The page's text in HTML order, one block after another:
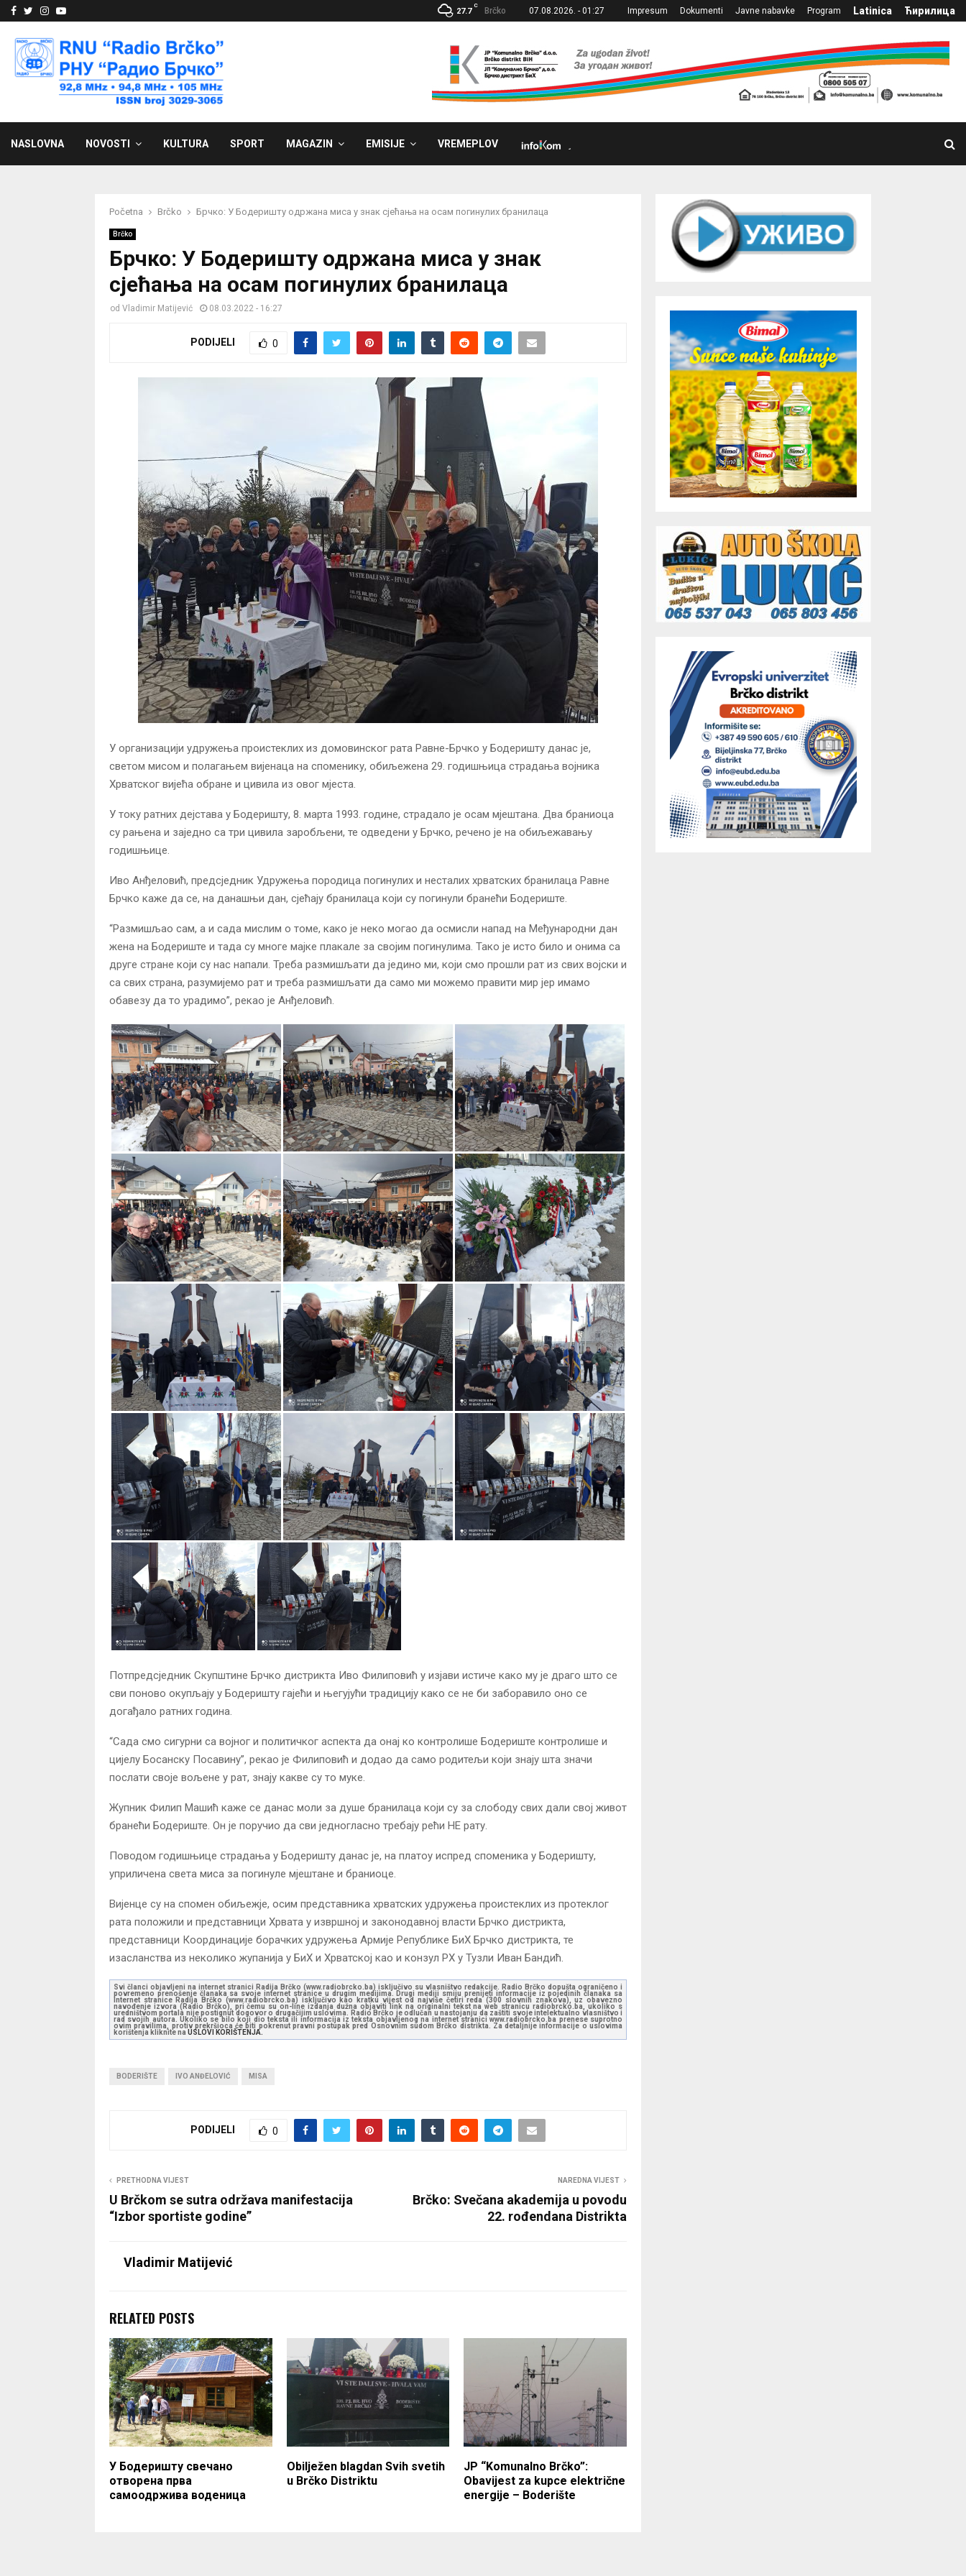
Facebook
Twitter
Instagram
Youtube 27.7
C
Brčko 07.08.2026. - 01:27 Impresum Dokumenti Javne nabavke Program Latinica Ћирилица
NASLOVNA NOVOSTI KULTURA SPORT MAGAZIN EMISIJE VREMEPLOV
Početna Brčko Брчко: У Бодеришту одржана миса у знак сјећања на осам погинулих бранилаца
Brčko
Брчко: У Бодеришту одржана миса у знак
сјећања на осам погинулих бранилаца
od Vladimir Matijević 08.03.2022 - 16:27
PODIJELI 0
У организацији удружења проистеклих из домовинског рата Равне-Брчко у Бодеришту данас је,
светом мисом и полагањем вијенаца на споменику, обиљежена 29. годишњица страдања војника
Хрватског вијећа обране и цивила из овог мјеста.
У току ратних дејстава у Бодеришту, 8. марта 1993. године, страдало је осам мјештана. Два браниоца
су рањена и заједно са три цивила заробљени, те одведени у Брчко, речено је на обиљежавању
годишњице.
Иво Анђеловић, предсједник Удружења породица погинулих и несталих хрватских бранилаца Равне
Брчко каже да се, на данашњи дан, сјећају бранилаца који су погинули бранећи Бодериште.
“Размишљао сам, а и сада мислим о томе, како је неко могао да осмисли напад на Међународни дан
жена на Бодериште и тада су многе мајке плакале за својим погинулима. Тако је исто било и онима са
друге стране који су нас напали. Треба размишљати да једино ми, који смо прошли рат из свих војски и
са свих страна, разумијемо рат и треба размишљати да само ми можемо правити мир јер имамо
обавезу да то урадимо”, рекао је Анђеловић.
Потпредсједник Скупштине Брчко дистрикта Иво Филиповић у изјави истиче како му је драго што се
сви поново окупљају у Бодеришту гајећи и његујући традицију како се не би заборавило оно се
догађало ратних година.
“Сада смо сигурни са војног и политичког аспекта да онај ко контролише Бодериште контролише и
цијелу Босанску Посавину”, рекао је Филиповић и додао да само родитељи који знају шта значи
послати своје вољене у рат, знају какве су то муке.
Жупник Филип Машић каже се данас моли за душе бранилаца који су за слободу свих дали свој живот
бранећи Бодериште. Он је поручио да сви једногласно требају рећи НЕ рату.
Поводом годишњице страдања у Бодеришту данас је, на платоу испред споменика у Бодеришту,
уприличена света миса за погинуле мјештане и браниоце.
Вијенце су на спомен обиљежје, осим представника хрватских удружења проистеклих из протеклог
рата положили и представници Хрвата у извршној и законодавној власти Брчко дистрикта,
представници Координације борачких удружења Армије Републике БиХ Брчко дистрикта, те
изасланства из неколико жупанија у БиХ и Хрватској као и конзул РХ у Тузли Иван Бандић.
Svi članci objavljeni na internet stranici Radija Brčko (www.radiobrcko.ba) isključivo su vlasništvo redakcije. Radio Brčko dopušta ograničeno i
povremeno prenošenje članaka sa svoje internet stranice u drugim medijima. Drugi mediji smiju prenijeti informacije iz pojedinih članaka sa
Internet stranice Radija Brčko (www.radiobrcko.ba) isključivo kao kratku vijest od najviše četiri reda (300 slovnih znakova), uz obavezno
navođenje izvora (Radio Brčko), pri čemu su on-line izdanja dužna objaviti link na originalni tekst na web stranicu radiobrcko.ba, ukoliko s
uredništvom portala nije postignut dogovor o drugačijim uslovima. Radio Brčko je odlučan u nastojanju da zaštiti svoje intelektualno vlasništvo i
rad svojih autora. Ukoliko se bilo koji dio teksta ili informacija iz teksta objavljenog na internet stranici www.radiobrcko.ba prenese suprotno
ovim pravilima, protiv prekršioca će biti pokrenut pravni postupak pred Osnovnim sudom Brčko distrikta. Za detaljnije informacije o uslovima
korištenja kliknite naUSLOVI KORIŠTENJA.
BODERIŠTE IVO ANĐELOVIĆ MISA
PODIJELI 0
PRETHODNA VIJEST
U Brčkom se sutra održava manifestacija
“Izbor sportiste godine”
NAREDNA VIJEST
Brčko: Svečana akademija u povodu
22. rođendana Distrikta
Vladimir Matijević
RELATED POSTS
У Бодеришту свечано
отворена прва
самоодржива воденица
Obilježen blagdan Svih svetih
u Brčko Distriktu
JP “Komunalno Brčko”:
Obavijest za kupce električne
energije – Boderište